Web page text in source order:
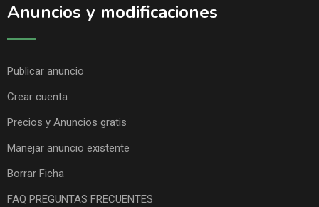
Anuncios y modificaciones
Publicar anuncio
Crear cuenta
Precios y Anuncios gratis
Manejar anuncio existente
Borrar Ficha
FAQ PREGUNTAS FRECUENTES